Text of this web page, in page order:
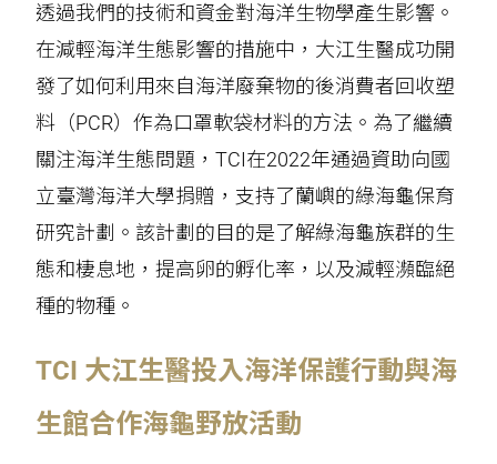
透過我們的技術和資金對海洋生物學產生影響。
在減輕海洋生態影響的措施中，大江生醫成功開
發了如何利用來自海洋廢棄物的後消費者回收塑
料（PCR）作為口罩軟袋材料的方法。為了繼續
關注海洋生態問題，TCI在2022年通過資助向國
立臺灣海洋大學捐贈，支持了蘭嶼的綠海龜保育
研究計劃。該計劃的目的是了解綠海龜族群的生
態和棲息地，提高卵的孵化率，以及減輕瀕臨絕
種的物種。
TCI 大江生醫投入海洋保護行動與海
生館合作海龜野放活動